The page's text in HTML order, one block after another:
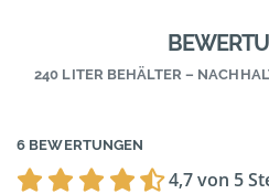
240 LITER BEHÄLTER –
6 BEWERTUNGEN
4,7 von 5